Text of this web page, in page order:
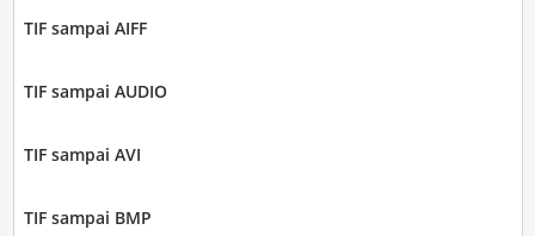
TIF sampai AIFF
TIF sampai AUDIO
TIF sampai AVI
TIF sampai BMP